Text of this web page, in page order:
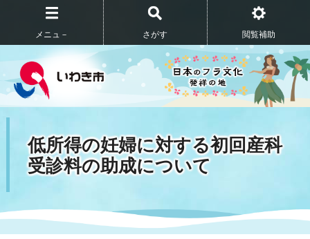
メニュ－ さがす 閲覧補助
低所得の妊婦に対する初回産科
受診料の助成について